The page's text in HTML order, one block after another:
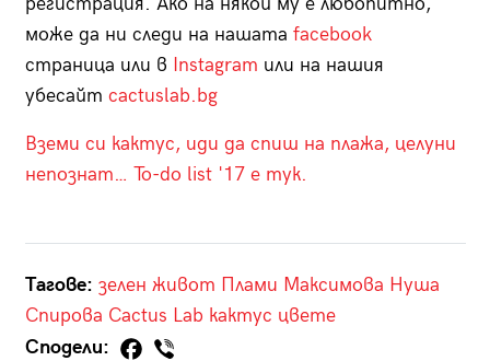
може да ни следи на нашата facebook
страница или в Instagram или на нашия
убесайт cactuslab.bg
Вземи си кактус, иди да спиш на плажа, целуни
непознат… To-do list '17 е тук.
Тагове: зелен живот Плами Максимова Нуша
Спирова Cactus Lab кактус цвете
Сподели: